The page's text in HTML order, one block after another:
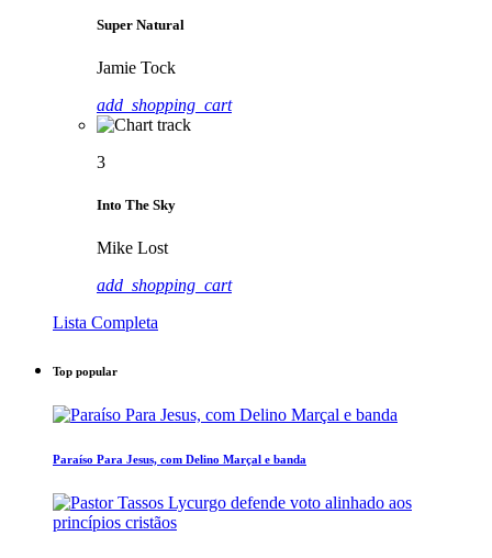
Super Natural
Jamie Tock
add_shopping_cart
3
Into The Sky
Mike Lost
add_shopping_cart
Lista Completa
Top popular
Paraíso Para Jesus, com Delino Marçal e banda